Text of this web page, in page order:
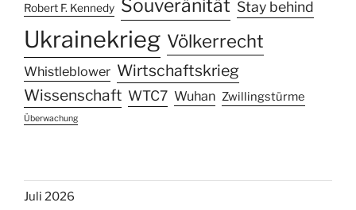
Robert F. Kennedy Souveränität Stay behind
Ukrainekrieg Völkerrecht
Whistleblower Wirtschaftskrieg
Wissenschaft WTC7 Wuhan Zwillingstürme
Überwachung
Juli 2026